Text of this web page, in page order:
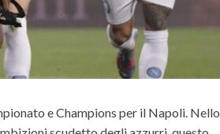
e Champions per il Napoli. Nello